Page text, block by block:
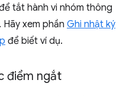
tắt hành vi nhóm thông
xem phần Ghi nhật ký
để biết ví dụ.
điểm ngắt